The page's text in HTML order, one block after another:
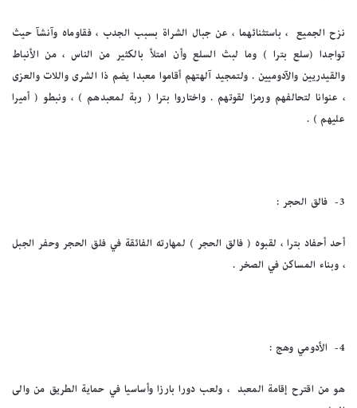
نزح الجميع ، باستثنائهما ، عن جبال الشراة بسبب الجدب ، فقاوماه وآنشآ حيث
تواجدا (سلع بترا ) وما لبث السلع وأن امتلأ بالكثير من الناس ، من الأنباط
والقيدريين والآدوميين . ولتمجيد آلهتهم أقاموا معبدا يضم ذا الشرى واللات والعزى
، عنوانا لتحالفهم ورمزا لقوتهم . واختاروا بترا ( ربة لمعبدهم ) ، ونبطو ( أميرا
عليهم ) .
3- فالق الحجر :
أحد أحفاد بترا ، لقبوه ( فالق الحجر ) لمهارته الفائقة في فلق الحجر وحفر الجبل
، وبناء المساكن في الصخر .
4- الأدومي وهج :
هو من اقترح إقامة المعبد ، ولعب دورا بارزا وأساسيا في حماية الطريق من والى